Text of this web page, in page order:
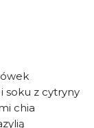
soku z cytryny
chia